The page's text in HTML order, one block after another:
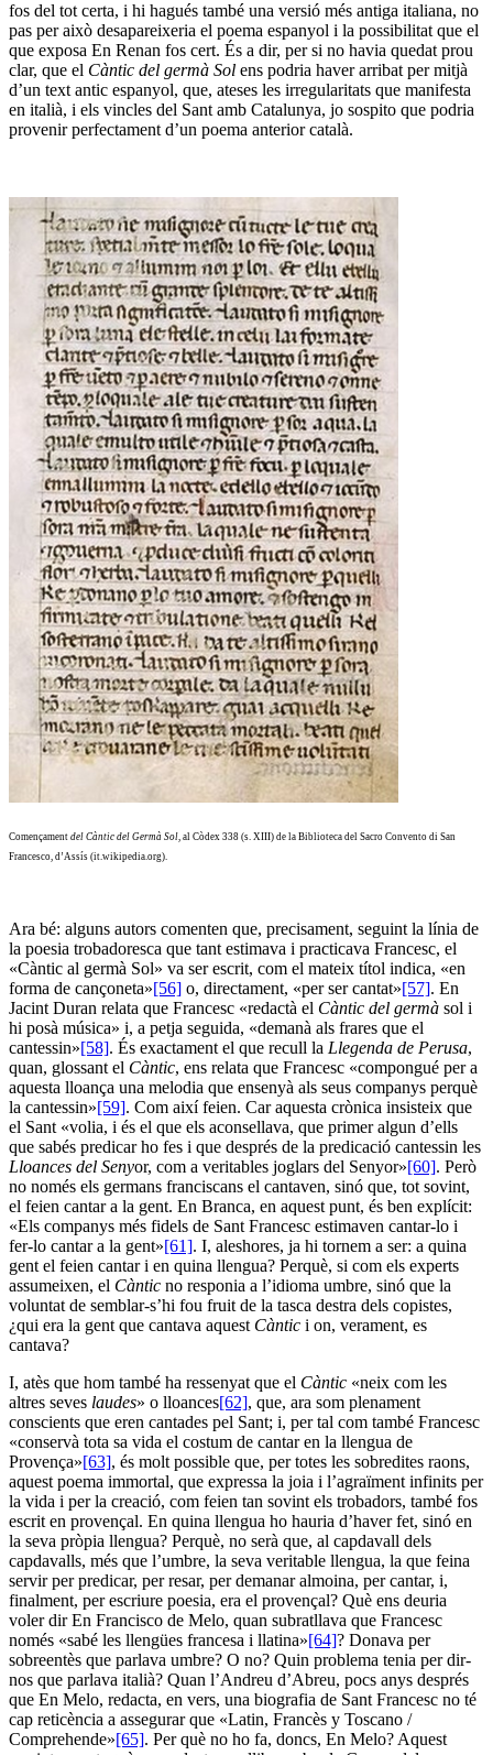
fos del tot certa, i hi hagués també una versió més antiga italiana, no
pas per això desapareixeria el poema espanyol i la possibilitat que el
que exposa En Renan fos cert. És a dir, per si no havia quedat prou
clar, que el Càntic del germà Sol ens podria haver arribat per mitjà
d’un text antic espanyol, que, ateses les irregularitats que manifesta
en italià, i els vincles del Sant amb Catalunya, jo sospito que podria
provenir perfectament d’un poema anterior català.
Començament del Càntic del Germà Sol , al Còdex 338 (s. XIII) de la Biblioteca del Sacro Convento di San
Francesco, d’Assís (it.wikipedia.org).
Ara bé: alguns autors comenten que, precisament, seguint la línia de
la poesia trobadoresca que tant estimava i practicava Francesc, el
«Càntic al germà Sol» va ser escrit, com el mateix títol indica, «en
forma de cançoneta»[56] o, directament, «per ser cantat»[57]. En
Jacint Duran relata que Francesc «redactà el Càntic del germà sol i
hi posà música» i, a petja seguida, «demanà als frares que el
cantessin»[58]. És exactament el que recull la Llegenda de Perusa,
quan, glossant el Càntic, ens relata que Francesc «compongué per a
aquesta lloança una melodia que ensenyà als seus companys perquè
la cantessin»[59]. Com així feien. Car aquesta crònica insisteix que
el Sant «volia, i és el que els aconsellava, que primer algun d’ells
que sabés predicar ho fes i que després de la predicació cantessin les
Lloances del Senyor, com a veritables joglars del Senyor»[60]. Però
no només els germans franciscans el cantaven, sinó que, tot sovint,
el feien cantar a la gent. En Branca, en aquest punt, és ben explícit:
«Els companys més fidels de Sant Francesc estimaven cantar-lo i
fer-lo cantar a la gent»[61]. I, aleshores, ja hi tornem a ser: a quina
gent el feien cantar i en quina llengua? Perquè, si com els experts
assumeixen, el Càntic no responia a l’idioma umbre, sinó que la
voluntat de semblar-s’hi fou fruit de la tasca destra dels copistes,
¿qui era la gent que cantava aquest Càntic i on, verament, es
cantava?
I, atès que hom també ha ressenyat que el Càntic «neix com les
altres seves laudes» o lloances[62], que, ara som plenament
conscients que eren cantades pel Sant; i, per tal com també Francesc
«conservà tota sa vida el costum de cantar en la llengua de
Provença»[63], és molt possible que, per totes les sobredites raons,
aquest poema immortal, que expressa la joia i l’agraïment infinits per
la vida i per la creació, com feien tan sovint els trobadors, també fos
escrit en provençal. En quina llengua ho hauria d’haver fet, sinó en
la seva pròpia llengua? Perquè, no serà que, al capdavall dels
capdavalls, més que l’umbre, la seva veritable llengua, la que feina
servir per predicar, per resar, per demanar almoina, per cantar, i,
finalment, per escriure poesia, era el provençal? Què ens deuria
voler dir En Francisco de Melo, quan subratllava que Francesc
només «sabé les llengües francesa i llatina»[64]? Donava per
sobreentès que parlava umbre? O no? Quin problema tenia per dir-
nos que parlava italià? Quan l’Andreu d’Abreu, pocs anys després
que En Melo, redacta, en vers, una biografia de Sant Francesc no té
cap reticència a assegurar que «Latin, Francès y Toscano /
Comprehende»[65]. Per què no ho fa, doncs, En Melo? Aquest